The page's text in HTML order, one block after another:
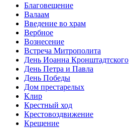
Благовещение
Валаам
Введение во храм
Вербное
Вознесение
Встреча Митрополита
День Иоанна Кронштадтского
День Петра и Павла
День Победы
Дом престарелых
Клир
Крестный ход
Крестовоздвижение
Крещение